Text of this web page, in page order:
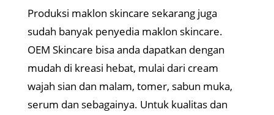
Produksi maklon skincare sekarang juga
sudah banyak penyedia maklon skincare.
OEM Skincare bisa anda dapatkan dengan
mudah di kreasi hebat, mulai dari cream
wajah sian dan malam, tomer, sabun muka,
serum dan sebagainya. Untuk kualitas dan